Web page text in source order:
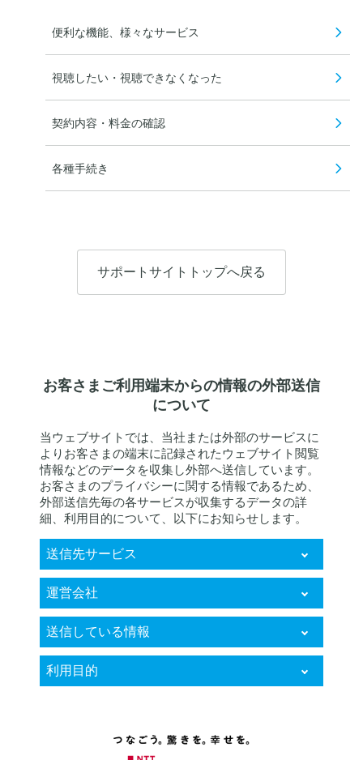
便利な機能、様々なサービス
視聴したい・視聴できなくなった
契約内容・料金の確認
各種手続き
サポートサイトトップへ戻る
お客さまご利用端末からの情報の外部送信
について
当ウェブサイトでは、当社または外部のサービスに
よりお客さまの端末に記録されたウェブサイト閲覧
情報などのデータを収集し外部へ送信しています。
お客さまのプライバシーに関する情報であるため、
外部送信先毎の各サービスが収集するデータの詳
細、利用目的について、以下にお知らせします。
送信先サービス
KARTE RightSupport
運営会社
株式会社プレイド
送信している情報
お客様個人に関するデータ
（クッキー、IPアドレス情報、ウェブサイ
ジェント、リファラを含みます。）
利用目的
告等の表示、電子メール、SMS、オンライ